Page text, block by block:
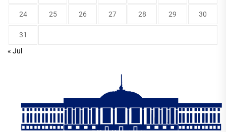
24 25 26 27 28 29 30
31
« Jul